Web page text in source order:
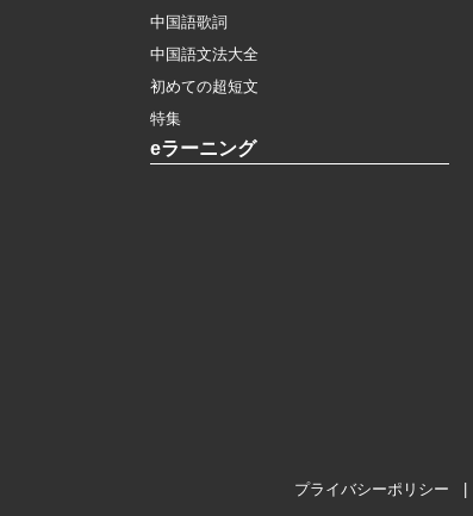
中国語歌詞
中国語文法大全
初めての超短文
特集
eラーニング
プライバシーポリシー